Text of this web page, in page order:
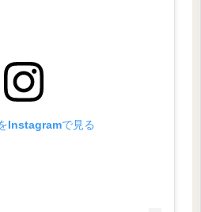
Instagramで見る